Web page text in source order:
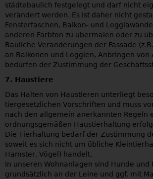
städtebaulich festgelegt und darf nicht
verändert werden. Es ist daher nicht
Fensterfaschen, Balkon- und
anderen Farbton zu übermalen oder zu
Bauliche Veränderungen der Fassade
an Balkonen und Loggien, Anbringen von
bedürfen der Zustimmung der
7. Haustiere
Das Halten von Haustieren unterliegt
tiergesetzlichen Vorschriften und muss
nach den allgemein anerkannten Regeln
ordnungsgemäßen Haustierhaltung
Die Tierhaltung bedarf der Zustimmung
soweit es sich nicht um übliche
Hamster, Vögel) handelt.
In unseren Wohnanlagen sind Hunde und
grundsätzlich an der Leine und ggf. mit